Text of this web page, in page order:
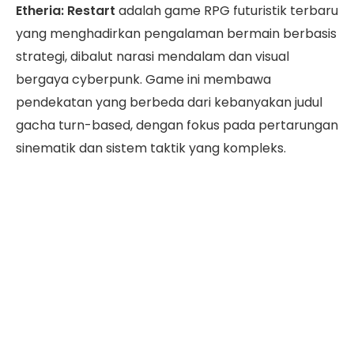
Etheria: Restart adalah game RPG futuristik terbaru
yang menghadirkan pengalaman bermain berbasis
strategi, dibalut narasi mendalam dan visual
bergaya cyberpunk. Game ini membawa
pendekatan yang berbeda dari kebanyakan judul
gacha turn-based, dengan fokus pada pertarungan
sinematik dan sistem taktik yang kompleks.